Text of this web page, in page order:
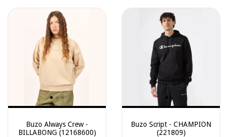
Buzo Always Crew -
BILLABONG (12168600)
Buzo Script - CHAMPION
(221809)